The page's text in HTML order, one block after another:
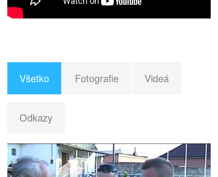
Všetko Fotografie Videá
Odkazy